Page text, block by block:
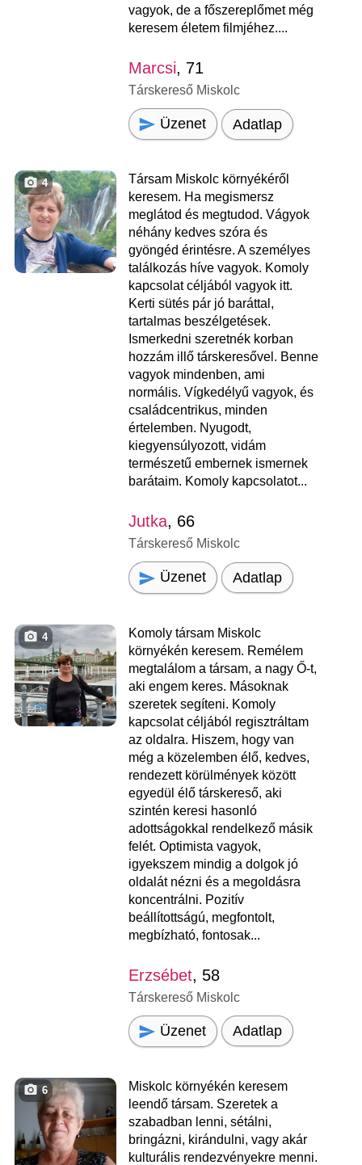
vagyok, de a főszereplőmet még
keresem életem filmjéhez....
Marcsi, 71
Társkereső Miskolc
Üzenet Adatlap
4
Társam Miskolc környékéről
keresem. Ha megismersz
meglátod és megtudod. Vágyok
néhány kedves szóra és
gyöngéd érintésre. A személyes
találkozás híve vagyok. Komoly
kapcsolat céljából vagyok itt.
Kerti sütés pár jó baráttal,
tartalmas beszélgetések.
Ismerkedni szeretnék korban
hozzám illő társkeresővel. Benne
vagyok mindenben, ami
normális. Vígkedélyű vagyok, és
családcentrikus, minden
értelemben. Nyugodt,
kiegyensúlyozott, vidám
természetű embernek ismernek
barátaim. Komoly kapcsolatot...
Jutka, 66
Társkereső Miskolc
Üzenet Adatlap
4
Komoly társam Miskolc
környékén keresem. Remélem
megtalálom a társam, a nagy Ő-t,
aki engem keres. Másoknak
szeretek segíteni. Komoly
kapcsolat céljából regisztráltam
az oldalra. Hiszem, hogy van
még a közelemben élő, kedves,
rendezett körülmények között
egyedül élő társkereső, aki
szintén keresi hasonló
adottságokkal rendelkező másik
felét. Optimista vagyok,
igyekszem mindig a dolgok jó
oldalát nézni és a megoldásra
koncentrálni. Pozitív
beállítottságú, megfontolt,
megbízható, fontosak...
Erzsébet, 58
Társkereső Miskolc
Üzenet Adatlap
6
Miskolc környékén keresem
leendő társam. Szeretek a
szabadban lenni, sétálni,
bringázni, kirándulni, vagy akár
kulturális rendezvényekre menni.